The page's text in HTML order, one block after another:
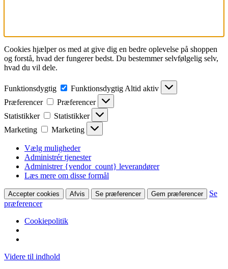
Cookies hjælper os med at give dig en bedre oplevelse på shoppen
og forstå, hvad der fungerer bedst. Du bestemmer selvfølgelig selv,
hvad du vil dele.
Funktionsdygtig Funktionsdygtig Altid aktiv
Præferencer
Præferencer
Statistikker
Statistikker
Marketing
Marketing
Vælg muligheder
Administrér tjenester
Administrer {vendor_count} leverandører
Læs mere om disse formål
Accepter cookies Afvis Se præferencer Gem præferencer
Se
præferencer
Cookiepolitik
Videre til indhold